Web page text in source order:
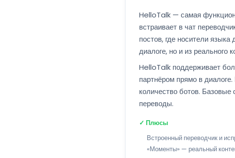
HelloTalk — самая
встраивает в чат
постов, где носители
диалоге, но и из реального
HelloTalk поддерживает
партнёром прямо в
количество ботов.
переводы.
✓ Плюсы
Встроенный переводчик и
«Моменты» — реальный